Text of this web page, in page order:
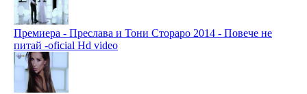
Премиера - Преслава и Тони Стораро 2014 - Повече не
питай -oficial Hd video